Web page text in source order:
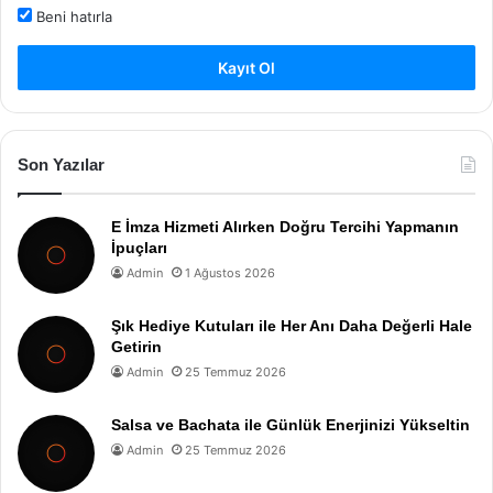
Beni hatırla
Kayıt Ol
Son Yazılar
E İmza Hizmeti Alırken Doğru Tercihi Yapmanın
İpuçları
Admin 1 Ağustos 2026
Şık Hediye Kutuları ile Her Anı Daha Değerli Hale
Getirin
Admin 25 Temmuz 2026
Salsa ve Bachata ile Günlük Enerjinizi Yükseltin
Admin 25 Temmuz 2026